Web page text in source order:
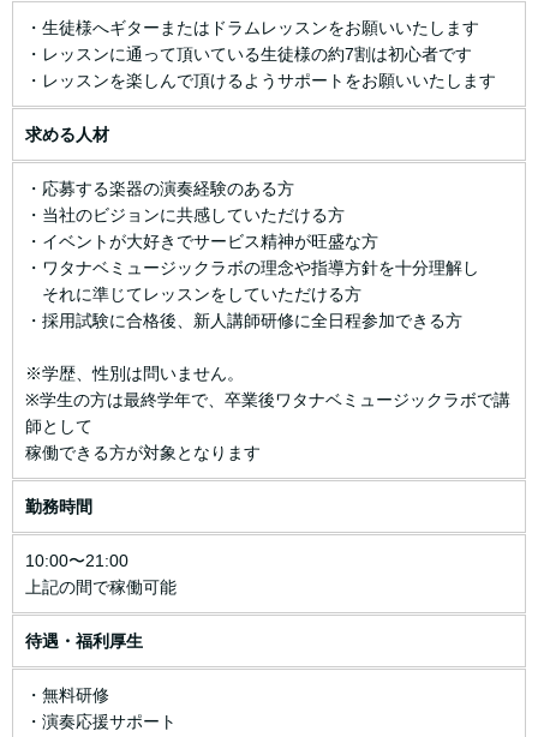
・生徒様へギターまたはドラムレッスンをお願いいたします
・レッスンに通って頂いている生徒様の約7割は初心者です
・レッスンを楽しんで頂けるようサポートをお願いいたします
求める人材
・応募する楽器の演奏経験のある方
・当社のビジョンに共感していただける方
・イベントが大好きでサービス精神が旺盛な方
・ワタナベミュージックラボの理念や指導方針を十分理解し
それに準じてレッスンをしていただける方
・採用試験に合格後、新人講師研修に全日程参加できる方
※学歴、性別は問いません。
※学生の方は最終学年で、卒業後ワタナベミュージックラボで講
師として
稼働できる方が対象となります
勤務時間
10:00〜21:00
上記の間で稼働可能
待遇・福利厚生
・無料研修
・演奏応援サポート